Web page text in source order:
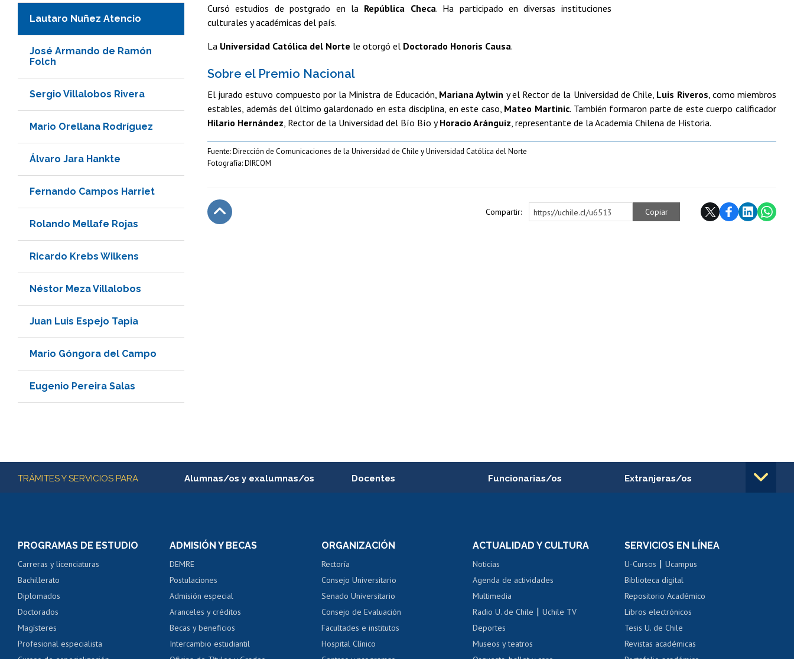
Lautaro Nuñez Atencio
José Armando de Ramón
Folch
Sergio Villalobos Rivera
Mario Orellana Rodríguez
Álvaro Jara Hankte
Fernando Campos Harriet
Rolando Mellafe Rojas
Ricardo Krebs Wilkens
Néstor Meza Villalobos
Juan Luis Espejo Tapia
Mario Góngora del Campo
Eugenio Pereira Salas
Cursó estudios de postgrado en la República Checa. Ha participado en diversas instituciones
culturales y académicas del país.
La Universidad Católica del Norte le otorgó el Doctorado Honoris Causa.
Sobre el Premio Nacional
El jurado estuvo compuesto por la Ministra de Educación, Mariana Aylwin y el Rector de la Universidad de Chile, Luis Riveros, como miembros
estables, además del último galardonado en esta disciplina, en este caso, Mateo Martinic. También formaron parte de este cuerpo calificador
Hilario Hernández, Rector de la Universidad del Bío Bío yHoracio Aránguiz, representante de la Academia Chilena de Historia.
Fuente: Dirección de Comunicaciones de la Universidad de Chile y Universidad Católica del Norte
Fotografía: DIRCOM
Compartir: https://uchile.cl/u6513 Copiar
Más información
TRÁMITES Y SERVICIOS PARA Alumnas/os y exalumnas/os
Servicio médico y dental
Pago de arancel y crédito alumnos
Pago de arancel y crédito exalumnos
Certificado de títulos y grados
Docentes
Perfeccionamiento
Evaluación docente
Calificación académica
Postulación al AUCAI
Funcionarias/os
Portal de movilidad interna
Certificado de renta
Certificado de renta
Extranjeras/os
Cursos de español
Mi Uchile Ayuda tecnológica Tarjeta TUI Acoso laboral, sexual y violencia Denuncias administrativas
PROGRAMAS DE ESTUDIO
Carreras y licenciaturas
Bachillerato
Diplomados
Doctorados
Magísteres
Profesional especialista
ADMISIÓN Y BECAS
DEMRE
Postulaciones
Admisión especial
Aranceles y créditos
Becas y beneficios
Intercambio estudiantil
ORGANIZACIÓN
Rectoría
Consejo Universitario
Senado Universitario
Consejo de Evaluación
Facultades e institutos
Hospital Clínico
ACTUALIDAD Y CULTURA
Noticias
Agenda de actividades
Multimedia
Radio U. de Chile |Uchile TV
Deportes
Museos y teatros
SERVICIOS EN LÍNEA
U-Cursos |Ucampus
Biblioteca digital
Repositorio Académico
Libros electrónicos
Tesis U. de Chile
Revistas académicas